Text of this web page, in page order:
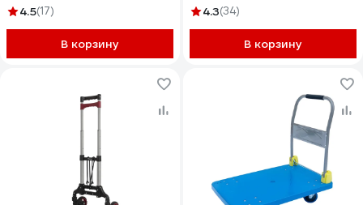
грузоподъемность 150 кг,
4.5(17)
В корзину
17025
4.3(34)
В корзину